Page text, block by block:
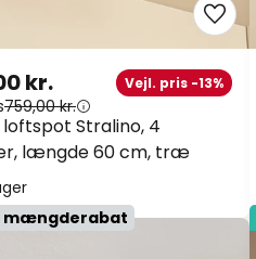
loftspot Stralino, 4
længde 60 cm, træ
kr. Vejl. pris -13%
759,00 kr.
mængderabat